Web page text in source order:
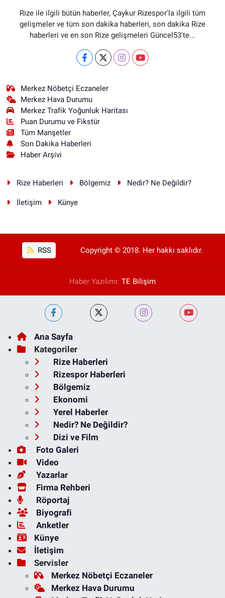
Rize ile ilgili bütün haberler, Çaykur Rizespor'la ilgili tüm
gelişmeler ve tüm son dakika haberleri, son dakika Rize
haberleri ve en son Rize gelişmeleri Güncel53'te...
Merkez Nöbetçi Eczaneler
Merkez Hava Durumu
Merkez Trafik Yoğunluk Haritası
Puan Durumu ve Fikstür
Tüm Manşetler
Son Dakika Haberleri
Haber Arşivi
Rize Haberleri Bölgemiz Nedir? Ne Değildir?
İletişim Künye
RSS Copyright © 2018. Her hakkı saklıdır.
Haber Yazılımı: TE Bilişim
Ana Sayfa
Kategoriler
Rize Haberleri
Rizespor Haberleri
Bölgemiz
Ekonomi
Yerel Haberler
Nedir? Ne Değildir?
Dizi ve Film
Foto Galeri
Video
Yazarlar
Firma Rehberi
Röportaj
Biyografi
Anketler
Künye
İletişim
Servisler
Merkez Nöbetçi Eczaneler
Merkez Hava Durumu